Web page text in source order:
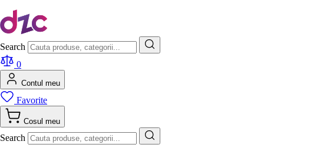
Search
0
Contul meu
Favorite
Cosul meu
Search